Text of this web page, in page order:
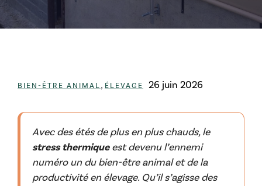
Catégories
BIEN-ÊTRE ANIMAL , ÉLEVAGE 26 juin 2026
Avec des étés de plus en plus chauds, le
stress thermiqueest devenu l’ennemi
numéro un du bien-être animal et de la
productivité en élevage. Qu’il s’agisse des